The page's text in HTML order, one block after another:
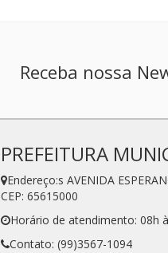
Receba nossa
PREFEITURA
Endereço:s AVENIDA
CEP: 65615000
Horário de atendimento: 08h
Contato: (99)3567-1094